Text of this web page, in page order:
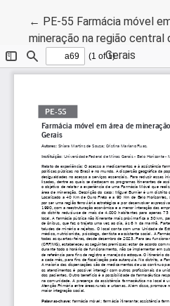
← Voltar aos Detalhes do
PE-55 Farmácia móvel
mineração na região central
Gerais